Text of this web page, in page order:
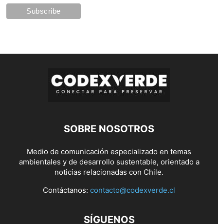
SOBRE NOSOTROS
Medio de comunicación especializado en temas
ambientales y de desarrollo sustentable, orientado a
noticias relacionadas con Chile.
Contáctanos: contacto@codexverde.cl
SÍGUENOS